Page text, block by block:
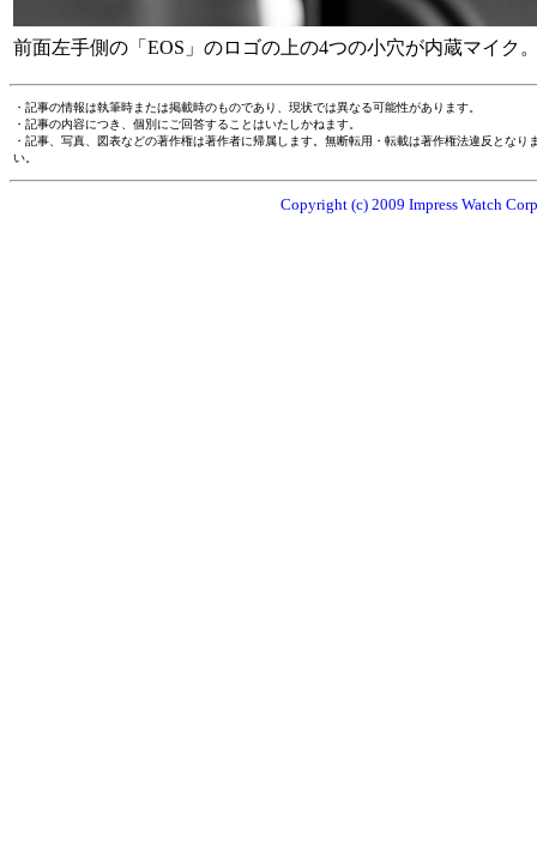
前面左手側の「EOS」のロゴの上の4つの小穴が内蔵マイク
・記事の情報は執筆時または掲載時のものであり、現状では異なる可能性があります。
・記事の内容につき、個別にご回答することはいたしかねます。
・記事、写真、図表などの著作権は著作者に帰属します。無断転用・転載は著作権法違反とな
い。
Copyright (c) 2009 Impress Watch